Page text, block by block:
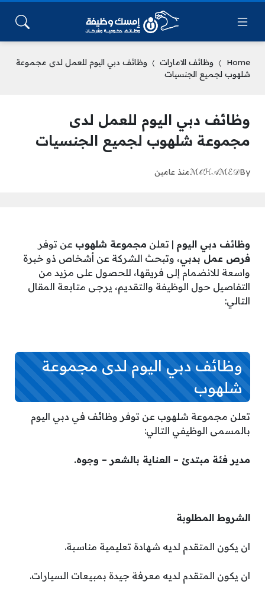
Home وظائف الامارات
وظائف دبي اليوم للعمل لدى مجموعة
شلهوب لجميع الجنسيات
وظائف دبي اليوم للعمل لدى
مجموعة شلهوب لجميع الجنسيات
By
ℳ𝒪ℋ𝒜ℳℰ𝒟منذ عامين
وظائف دبي اليوم | تعلن مجموعة شلهوب عن توفر
فرص عمل بدبي، وتبحث الشركة عن أشخاص ذو خبرة
واسعة للانضمام إلى فريقها، للحصول على مزيد من
التفاصيل حول الوظيفة والتقديم، يرجى متابعة المقال
التالي:
وظائف دبي اليوم لدى مجموعة
شلهوب
تعلن مجموعة شلهوب عن توفر وظائف في دبي اليوم
بالمسمى الوظيفي التالي:
مدير فئة مبتدئ – العناية بالشعر – وجوه.
الشروط المطلوبة
ان يكون المتقدم لديه شهادة تعليمية مناسبة.
ان يكون المتقدم لديه معرفة جيدة بمبيعات السيارات.